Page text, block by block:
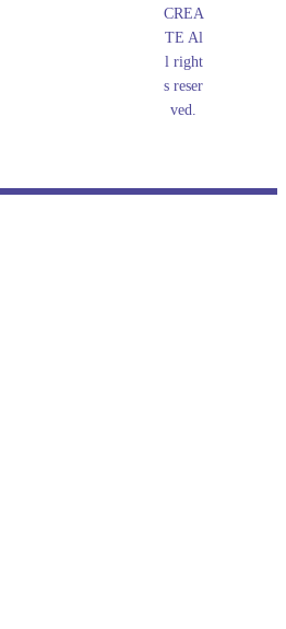
CREA
TE Al
l right
s reser
ved.